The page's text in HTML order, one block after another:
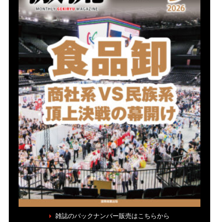
雑誌のバックナンバー販売はこちらから